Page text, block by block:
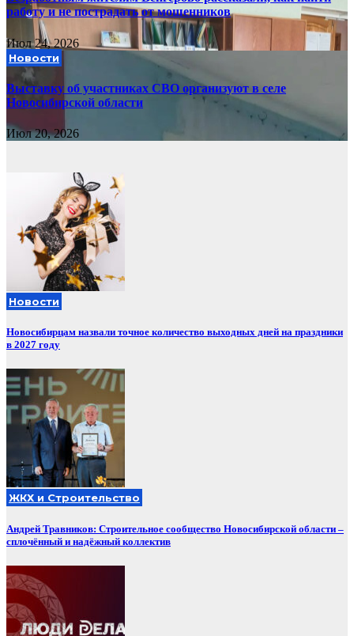
работу и не пострадать от мошенников
Июл 24, 2026
Новости
Выставку об участниках СВО организуют в селе
Новосибирской области
Июл 20, 2026
Новости
Новосибирцам назвали точное количество выходных дней на праздники
в 2027 году
ЖКХ и Строительство
Андрей Травников: Строительное сообщество Новосибирской области –
сплочённый и надёжный коллектив